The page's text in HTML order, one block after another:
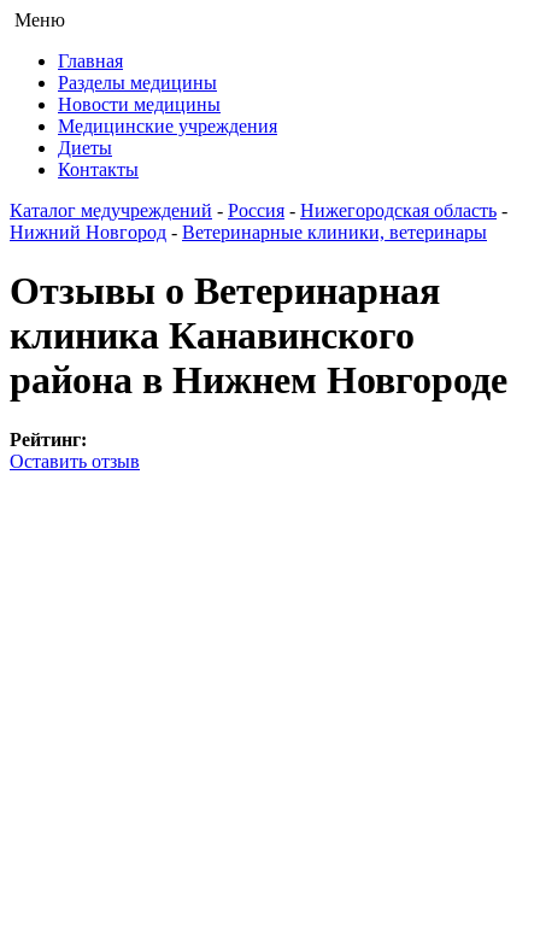
Меню
Главная
Разделы медицины
Новости медицины
Медицинские учреждения
Диеты
Контакты
Каталог медучреждений - Россия - Нижегородская область -
Нижний Новгород - Ветеринарные клиники, ветеринары
Отзывы о Ветеринарная
клиника Канавинского
района в Нижнем Новгороде
Рейтинг:
Оставить отзыв